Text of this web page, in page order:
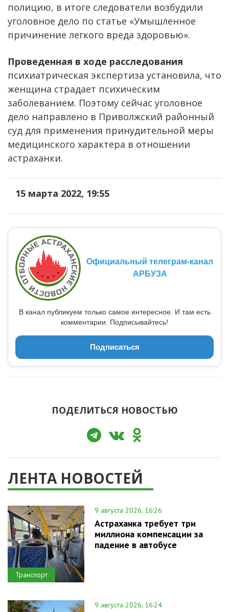
полицию, в итоге следователи возбудили
уголовное дело по статье «Умышленное
причинение легкого вреда здоровью».
Проведенная в ходе расследования
психиатрическая экспертиза установила, что
женщина страдает психическим
заболеванием. Поэтому сейчас уголовное
дело направлено в Приволжский районный
суд для применения принудительной меры
медицинского характера в отношении
астраханки.
15 марта 2022, 19:55
Официальный телеграм-канал
АРБУЗА
В канал публикуем только самое интересное. И там есть
комментарии. Подписывайтесь!
Подписаться
ПОДЕЛИТЬСЯ НОВОСТЬЮ
ЛЕНТА НОВОСТЕЙ
Транспорт
9 августа 2026, 16:26
Астраханка требует три
миллиона компенсации за
падение в автобусе
9 августа 2026, 16:24